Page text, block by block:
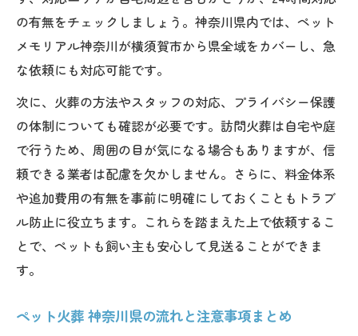
の有無をチェックしましょう。神奈川県内では、ペット
メモリアル神奈川が横須賀市から県全域をカバーし、急
な依頼にも対応可能です。
次に、火葬の方法やスタッフの対応、プライバシー保護
の体制についても確認が必要です。訪問火葬は自宅や庭
で行うため、周囲の目が気になる場合もありますが、信
頼できる業者は配慮を欠かしません。さらに、料金体系
や追加費用の有無を事前に明確にしておくこともトラブ
ル防止に役立ちます。これらを踏まえた上で依頼するこ
とで、ペットも飼い主も安心して見送ることができま
す。
ペット火葬 神奈川県の流れと注意事項まとめ